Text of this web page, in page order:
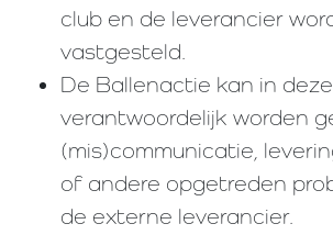
club en de leverancier
vastgesteld.
De Ballenactie kan in
verantwoordelijk worden
(mis)communicatie,
of andere opgetreden
de externe leverancier.